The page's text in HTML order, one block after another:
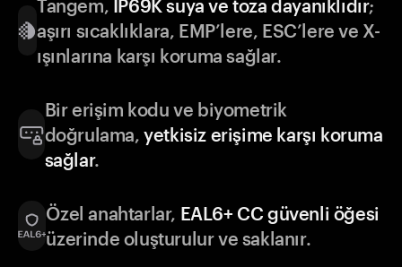
Tangem, IP69K suya ve toza dayanıklıdır;
aşırı sıcaklıklara, EMP’lere, ESC’lere ve X-
ışınlarına karşı koruma sağlar.
Bir erişim kodu ve biyometrik
doğrulama,yetkisiz erişime karşı koruma
sağlar.
Özel anahtarlar, EAL6+ CC güvenli öğesi
üzerinde oluşturulur ve saklanır.